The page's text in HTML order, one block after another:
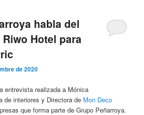
habla del
Hotel para
de 2020
entrevista realizada a Mónica
de interiores y Directora de Mon Deco
que forma parte de Grupo Peñarroya.